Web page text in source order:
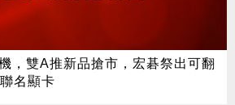
，雙A推新品搶市，宏碁祭出可翻
名顯卡